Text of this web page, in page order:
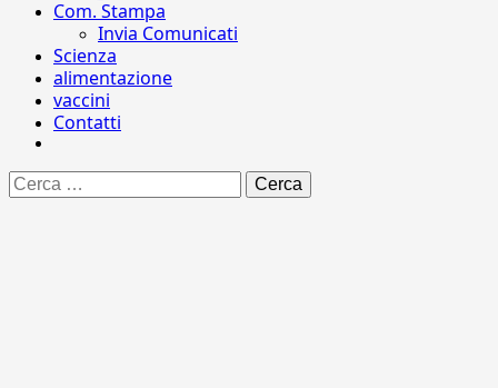
Com. Stampa
Invia Comunicati
Scienza
alimentazione
vaccini
Contatti
Ricerca
per: